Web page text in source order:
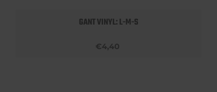
GANT VINYL: L-M-S
€4,40